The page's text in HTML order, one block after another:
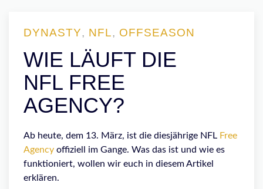
DYNASTY, NFL, OFFSEASON
WIE LÄUFT DIE
NFL FREE
AGENCY?
Ab heute, dem 13. März, ist die diesjährige NFL Free
Agency offiziell im Gange. Was das ist und wie es
funktioniert, wollen wir euch in diesem Artikel
erklären.